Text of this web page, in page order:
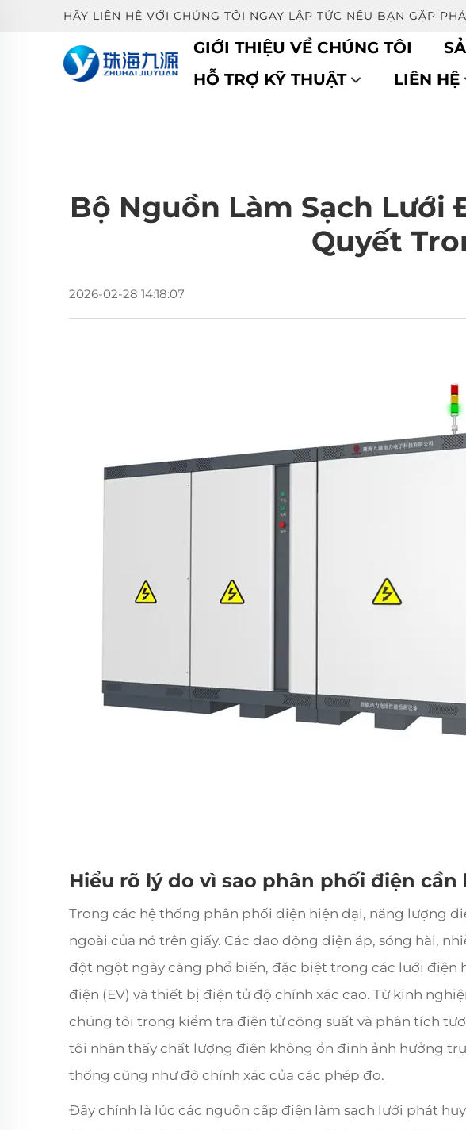
HÃY LIÊN HỆ VỚI CHÚNG TÔI NGAY LẬP TỨC NẾU BẠN GẶP
GIỚI THIỆU VỀ CHÚNG TÔI
HỖ TRỢ KỸ THUẬT
LIÊN HỆ
Bộ Nguồn Làm Sạch Lưới
Quyết
2026-02-28 14:18:07
Hiểu rõ lý do vì sao phân phối điện cần
Trong các hệ thống phân phối điện hiện đại, năng lượng
ngoài của nó trên giấy. Các dao động điện áp, sóng hài,
đột ngột ngày càng phổ biến, đặc biệt trong các lưới điện
điện (EV) và thiết bị điện tử độ chính xác cao. Từ kinh
chúng tôi trong kiểm tra điện tử công suất và phân tích
tôi nhận thấy chất lượng điện không ổn định ảnh hưởng
thống cũng như độ chính xác của các phép đo.
Đây chính là lúc các nguồn cấp điện làm sạch lưới phát